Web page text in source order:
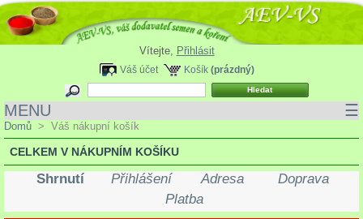
Vítejte, Přihlásit
Košík (prázdný)
Váš účet
MENU ☰
Domů > Váš nákupní košík
CELKEM V NÁKUPNÍM KOŠÍKU
Shrnutí Přihlášení Adresa
Doprava
Platba